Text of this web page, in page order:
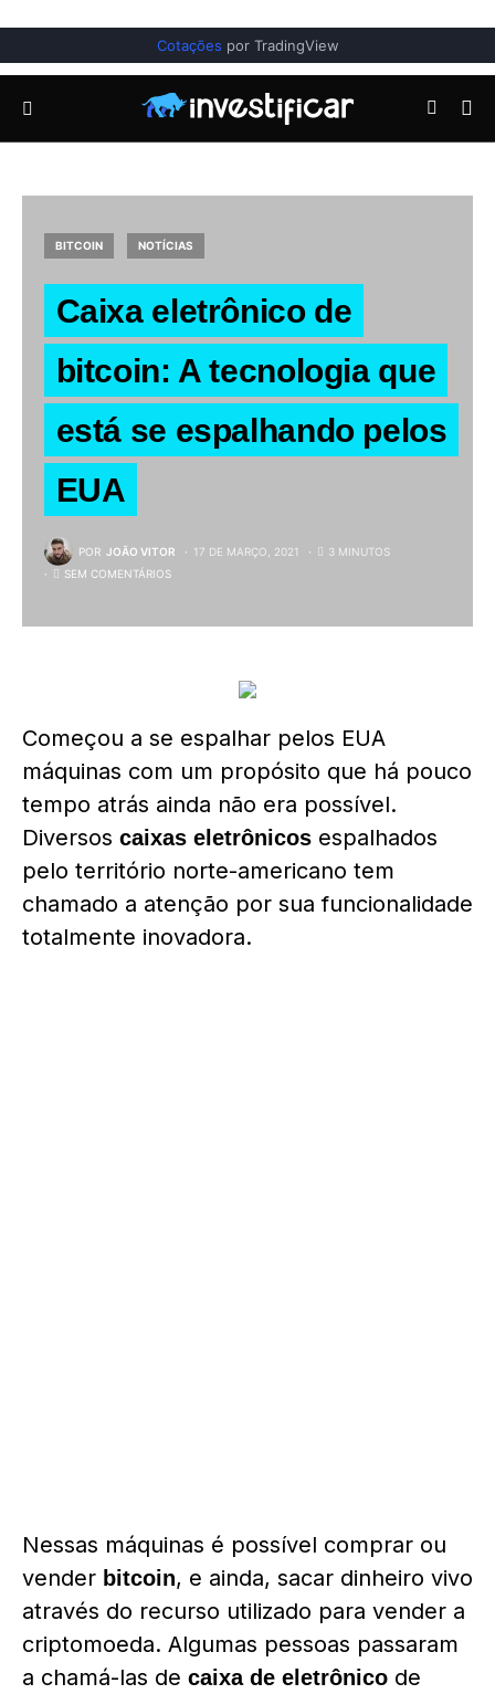
Cotações por TradingView
BITCOIN NOTÍCIAS
Caixa eletrônico de
bitcoin: A tecnologia que
está se espalhando pelos
EUA
POR JOÃO VITOR 17 DE MARÇO, 2021
3 MINUTOS
SEM COMENTÁRIOS
Começou a se espalhar pelos EUA
máquinas com um propósito que há pouco
tempo atrás ainda não era possível.
Diversos caixas eletrônicos espalhados
pelo território norte-americano tem
chamado a atenção por sua funcionalidade
totalmente inovadora.
Nessas máquinas é possível comprar ou
vender bitcoin, e ainda, sacar dinheiro vivo
através do recurso utilizado para vender a
criptomoeda. Algumas pessoas passaram
a chamá-las de caixa de eletrônico de